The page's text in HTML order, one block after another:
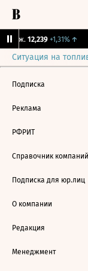
Бирж. 12,239 +1,31%↑
Ситуация на
Подписка
Реклама
РФРИТ
Справочник компаний
Подписка для юр.лиц
О компании
Редакция
Менеджмент